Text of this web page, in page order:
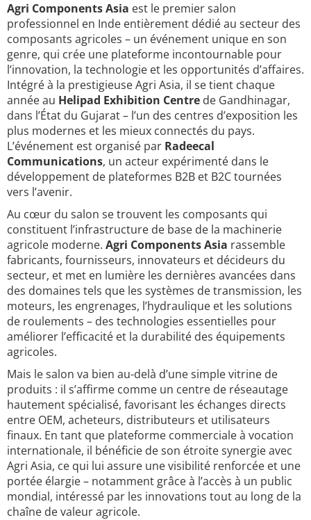
Agri Components Asia est le premier salon
professionnel en Inde entièrement dédié au secteur des
composants agricoles – un événement unique en son
genre, qui crée une plateforme incontournable pour
l’innovation, la technologie et les opportunités d’affaires.
Intégré à la prestigieuse Agri Asia, il se tient chaque
année au Helipad Exhibition Centre de Gandhinagar,
dans l’État du Gujarat – l’un des centres d’exposition les
plus modernes et les mieux connectés du pays.
L’événement est organisé par Radeecal
Communications, un acteur expérimenté dans le
développement de plateformes B2B et B2C tournées
vers l’avenir.
Au cœur du salon se trouvent les composants qui
constituent l’infrastructure de base de la machinerie
agricole moderne. Agri Components Asia rassemble
fabricants, fournisseurs, innovateurs et décideurs du
secteur, et met en lumière les dernières avancées dans
des domaines tels que les systèmes de transmission, les
moteurs, les engrenages, l’hydraulique et les solutions
de roulements – des technologies essentielles pour
améliorer l’efficacité et la durabilité des équipements
agricoles.
Mais le salon va bien au-delà d’une simple vitrine de
produits : il s’affirme comme un centre de réseautage
hautement spécialisé, favorisant les échanges directs
entre OEM, acheteurs, distributeurs et utilisateurs
finaux. En tant que plateforme commerciale à vocation
internationale, il bénéficie de son étroite synergie avec
Agri Asia, ce qui lui assure une visibilité renforcée et une
portée élargie – notamment grâce à l’accès à un public
mondial, intéressé par les innovations tout au long de la
chaîne de valeur agricole.